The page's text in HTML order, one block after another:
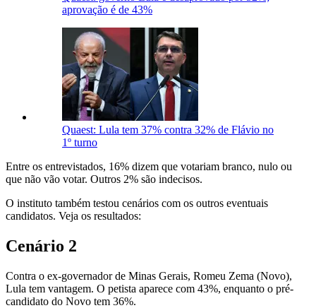
aprovação é de 43%
Quaest: Lula tem 37% contra 32% de Flávio no
1º turno
Entre os entrevistados, 16% dizem que votariam branco, nulo ou
que não vão votar. Outros 2% são indecisos.
O instituto também testou cenários com os outros eventuais
candidatos. Veja os resultados:
Cenário 2
Contra o ex-governador de Minas Gerais, Romeu Zema (Novo),
Lula tem vantagem. O petista aparece com 43%, enquanto o pré-
candidato do Novo tem 36%.